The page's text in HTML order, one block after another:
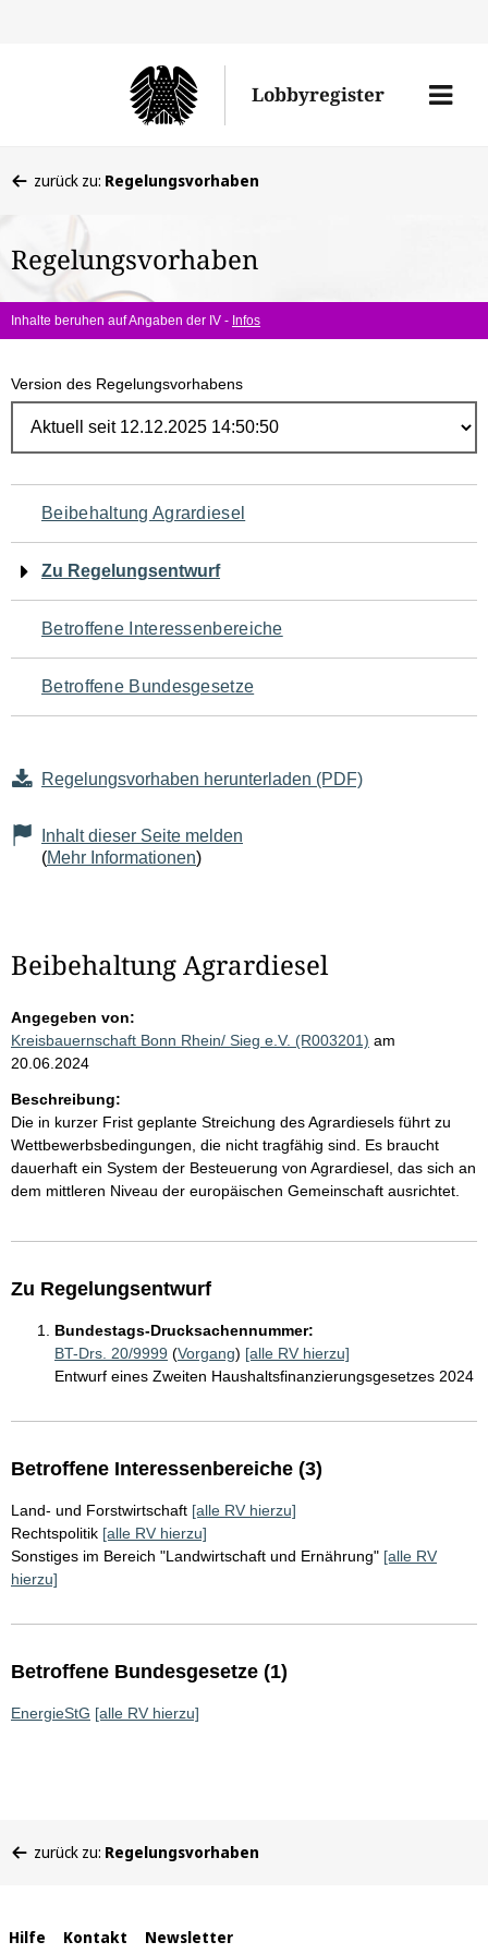
Lobbyregister
Menü
befinden
hier:
zurück zu: Regelungsvorhaben
Regelungsvorhaben
Inhalte beruhen auf Angaben der IV - Infos
Version des Regelungsvorhabens
Navigation
für
den
Seiteninhalt
Beibehaltung Agrardiesel
Zu Regelungsentwurf
Betroffene Interessenbereiche
Betroffene Bundesgesetze
Regelungsvorhaben herunterladen (PDF)
Inhalt dieser Seite melden
(Mehr Informationen)
Beibehaltung Agrardiesel
Angegeben von:
Kreisbauernschaft Bonn Rhein/ Sieg e.V. (R003201) am
20.06.2024
Beschreibung:
Die in kurzer Frist geplante Streichung des Agrardiesels führt zu
Wettbewerbsbedingungen, die nicht tragfähig sind. Es braucht
dauerhaft ein System der Besteuerung von Agrardiesel, das sich an
dem mittleren Niveau der europäischen Gemeinschaft ausrichtet.
Zu Regelungsentwurf
Bundestags-Drucksachennummer:
BT-Drs. 20/9999 (Vorgang) [alle RV hierzu]
Entwurf eines Zweiten Haushaltsfinanzierungsgesetzes 2024
Betroffene Interessenbereiche (3)
Land- und Forstwirtschaft [alle RV hierzu]
Rechtspolitik [alle RV hierzu]
Sonstiges im Bereich "Landwirtschaft und Ernährung" [alle RV
hierzu]
Betroffene Bundesgesetze (1)
EnergieStG [alle RV hierzu]
befinden
zurück zu: Regelungsvorhaben
Interne
Hilfe Kontakt Newsletter